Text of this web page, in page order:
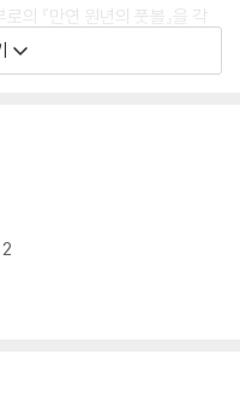
의 『만연 원년의 풋볼』을 각
국 죽음을 택함으로써, 사랑
다.
찾는다. 나오코로부터 그 역
들었는데, 그 개를 보기 위해
는 이미 죽고 없다. 즉 이 소설